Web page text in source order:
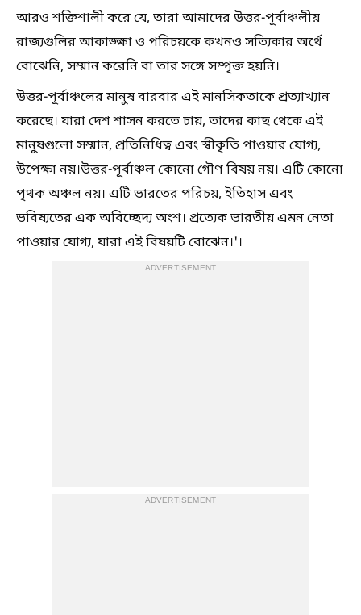
আরও শক্তিশালী করে যে, তারা আমাদের উত্তর-পূর্বাঞ্চলীয়
রাজ্যগুলির আকাঙ্ক্ষা ও পরিচয়কে কখনও সত্যিকার অর্থে
বোঝেনি, সম্মান করেনি বা তার সঙ্গে সম্পৃক্ত হয়নি।
উত্তর-পূর্বাঞ্চলের মানুষ বারবার এই মানসিকতাকে প্রত্যাখ্যান
করেছে। যারা দেশ শাসন করতে চায়, তাদের কাছ থেকে এই
মানুষগুলো সম্মান, প্রতিনিধিত্ব এবং স্বীকৃতি পাওয়ার যোগ্য,
উপেক্ষা নয়।উত্তর-পূর্বাঞ্চল কোনো গৌণ বিষয় নয়। এটি কোনো
পৃথক অঞ্চল নয়। এটি ভারতের পরিচয়, ইতিহাস এবং
ভবিষ্যতের এক অবিচ্ছেদ্য অংশ। প্রত্যেক ভারতীয় এমন নেতা
পাওয়ার যোগ্য, যারা এই বিষয়টি বোঝেন।'।
ADVERTISEMENT
ADVERTISEMENT